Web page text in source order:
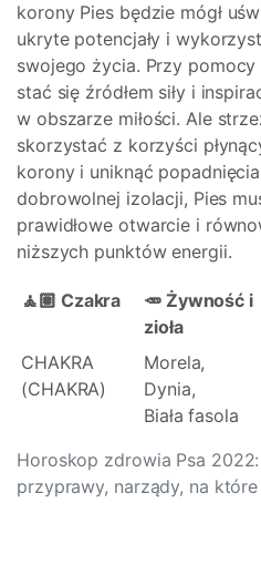
korony Pies będzie mógł
ukryte potencjały i
swojego życia. Przy
stać się źródłem siły i
w obszarze miłości. Ale
skorzystać z korzyści
korony i uniknąć
dobrowolnej izolacji, Pies
prawidłowe otwarcie i
niższych punktów energii.
Horoskop zdrowia Psa
przyprawy, narządy, na
🧘🏽 Czakra
🥕 Żywność i
zioła
CHAKRA
(CHAKRA)
Morela,
Dynia,
Biała fasola